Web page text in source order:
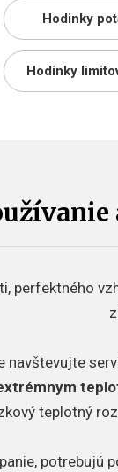
Hodinky
Hodinky
perfektného
navštevujte
teplotný